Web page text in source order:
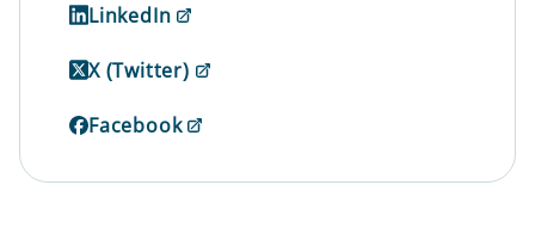
LinkedIn
X (Twitter)
Facebook